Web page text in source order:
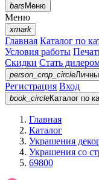
barsМеню
Меню
xmark
Главная Каталог по
Условия работы
Скидки Стать
person_crop_circle
Регистрация Вход
book_circleКаталог по
Главная
Каталог
Украшения
Украшения со
69800